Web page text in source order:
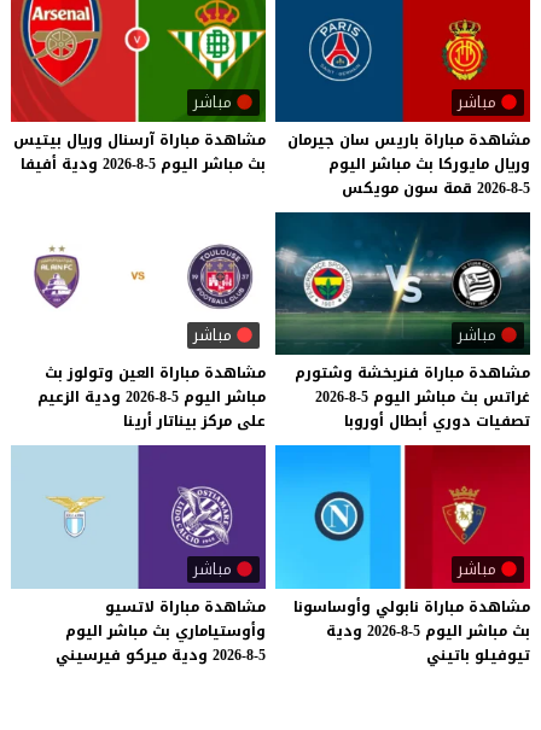
مباشر
مشاهدة مباراة باريس سان جيرمان
وريال مايوركا بث مباشر اليوم
5-8-2026
قمة سون مويكس
مباشر
مشاهدة مباراة آرسنال وريال بيتيس
بث مباشر اليوم 5-8-2026 ودية أفيفا
مباشر
مشاهدة مباراة فنربخشة وشتورم
غراتس بث مباشر اليوم 5-8-2026
تصفيات دوري أبطال أوروبا
مباشر
مشاهدة مباراة العين وتولوز بث
مباشر اليوم 5-8-2026 ودية الزعيم
على مركز بيناتار أرينا
مباشر
مشاهدة مباراة نابولي وأوساسونا
بث مباشر اليوم 5-8-2026
ودية
تيوفيلو باتيني
مباشر
مشاهدة مباراة لاتسيو
وأوستياماري بث مباشر اليوم
5-8-2026
ودية ميركو فيرسيني